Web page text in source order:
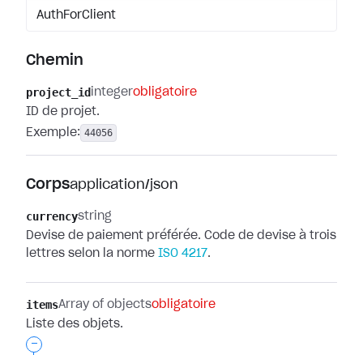
AuthForClient
Chemin
project_id integerobligatoire
ID de projet.
Exemple: 44056
Corpsapplication/json
currencystring
Devise de paiement préférée. Code de devise à trois
lettres selon la norme ISO 4217.
itemsArray of objectsobligatoire
Liste des objets.
-